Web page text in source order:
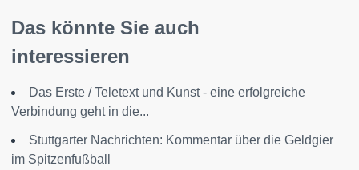
Das könnte Sie auch
interessieren
Das Erste / Teletext und Kunst - eine erfolgreiche
Verbindung geht in die...
Stuttgarter Nachrichten: Kommentar über die Geldgier
im Spitzenfußball